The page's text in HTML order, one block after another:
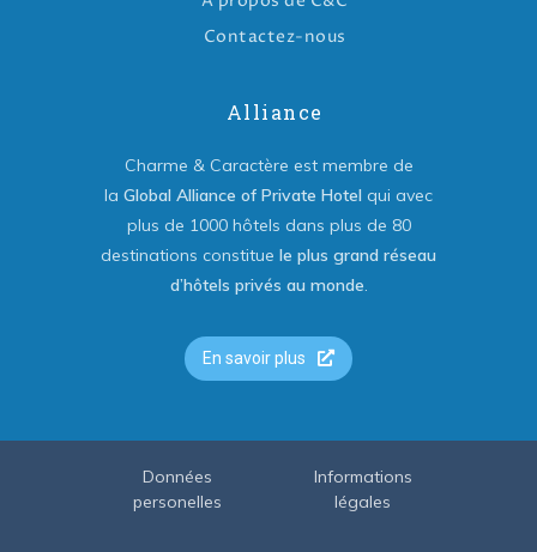
Contactez-nous
Alliance
Charme & Caractère est membre de
la Global Alliance of Private Hotel qui avec
plus de 1000 hôtels dans plus de 80
destinations constitue le plus grand réseau
d’hôtels privés au monde
En savoir plus
Données
personelles
Informations
légales